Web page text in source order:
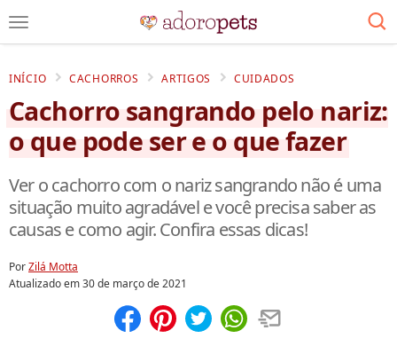
INÍCIO CACHORROS ARTIGOS CUIDADOS
Cachorro sangrando pelo nariz:
o que pode ser e o que fazer
Ver o cachorro com o nariz sangrando não é uma
situação muito agradável e você precisa saber as
causas e como agir. Confira essas dicas!
PorZilá Motta
Atualizado em30 de março de 2021